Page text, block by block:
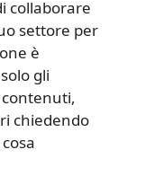
collaborare
settore per
è
gli
chiedendo